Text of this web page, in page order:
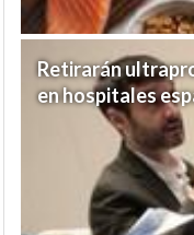
Retirarán
en hospitales